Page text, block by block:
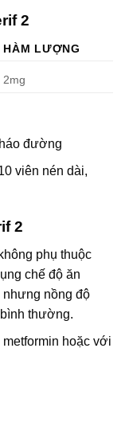
2
HÀM LƯỢNG
2mg
đường
viên nén dài,
2
phụ thuộc
chế độ ăn
nhưng nồng độ
thường.
hoặc với